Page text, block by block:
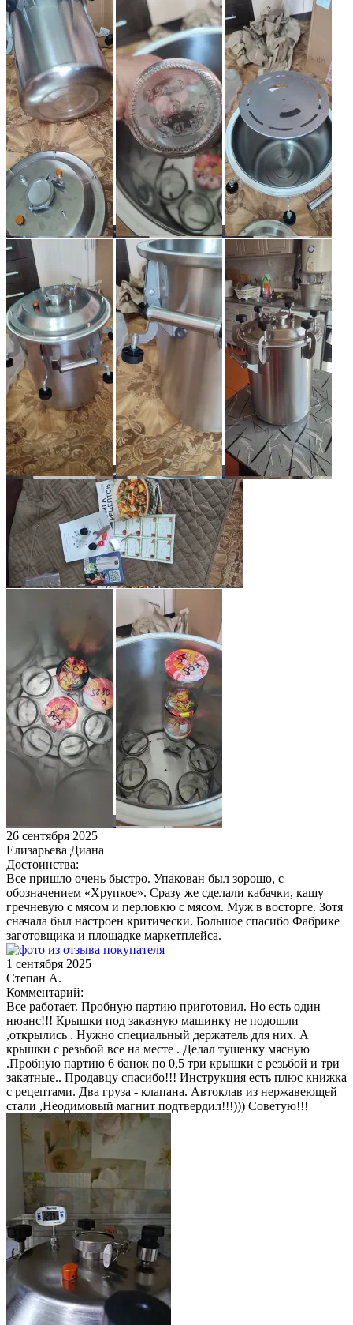
26 сентября 2025
Елизарьева Диана
Достоинства:
Все пришло очень быстро. Упакован был зорошо, с
обозначением «Хрупкое». Сразу же сделали кабачки, кашу
гречневую с мясом и перловкю с мясом. Муж в восторге. Зотя
сначала был настроен критически. Большое спасибо Фабрике
заготовщика и площадке маркетплейса.
1 сентября 2025
Степан А.
Комментарий:
Все работает. Пробную партию приготовил. Но есть один
нюанс!!! Крышки под заказную машинку не подошли
,открылись . Нужно специальный держатель для них. А
крышки с резьбой все на месте . Делал тушенку мясную
.Пробную партию 6 банок по 0,5 три крышки с резьбой и три
закатные.. Продавцу спасибо!!! Инструкция есть плюс книжка
с рецептами. Два груза - клапана. Автоклав из нержавеющей
стали ,Неодимовый магнит подтвердил!!!))) Советую!!!